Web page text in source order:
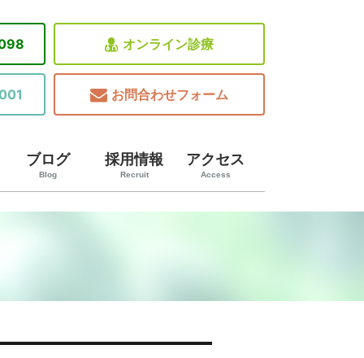
オンライン診療
お問合わせフォーム
ブログ
Blog
採用情報
Recruit
アクセス
Access